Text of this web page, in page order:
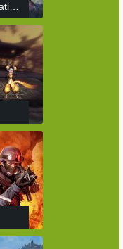
Perfect World International